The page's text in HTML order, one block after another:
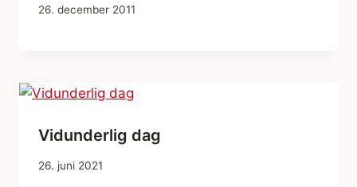
26. december 2011
Vidunderlig dag
26. juni 2021